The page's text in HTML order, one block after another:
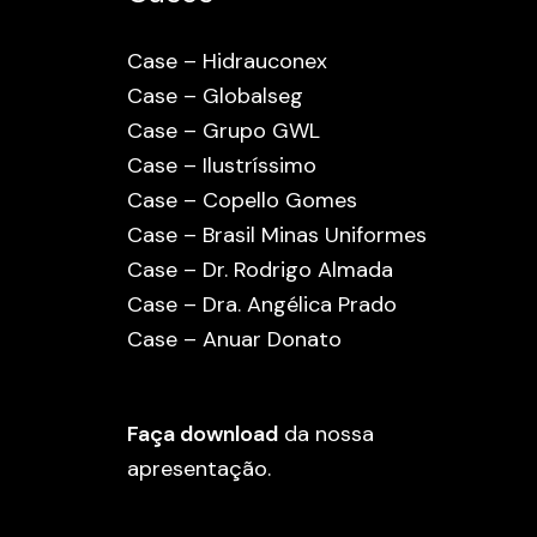
Case – Hidrauconex
Case – Globalseg
Case – Grupo GWL
Case – Ilustríssimo
Case – Copello Gomes
Case – Brasil Minas Uniformes
Case – Dr. Rodrigo Almada
Case – Dra. Angélica Prado
Case – Anuar Donato
Faça download da nossa
apresentação.